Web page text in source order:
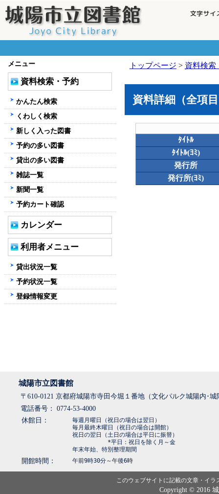
トップページ > 資料検索
資料詳細（全項
ﾀｲﾄﾙ
ﾀｲﾄﾙ(ﾖﾐ)
発行所
発行所(ﾖﾐ)
メニュー
資料検索・予約
かんたん検索
くわしく検索
新しく入った図書
予約の多い図書
貸出の多い図書
雑誌一覧
新聞一覧
予約カート確認
カレンダー
利用者メニュー
貸出状況一覧
予約状況一覧
登録情報変更
城陽市立図書館
〒610-0121 京都府城陽市寺田今堀１番地（文化パルク城陽内･
電話番号： 0774-53-4000
休館日：
毎週月曜日（祝日の場合は翌日）
毎月最終木曜日（祝日の場合は開館）
祝日の翌日（土日の場合は平日に振替）
*平日：祝日を除く月～金
年末年始、特別整理期間
開館時間： 午前9時30分～午後6時
このウェブサイトに記載の文章・イ
Copyright © 2016